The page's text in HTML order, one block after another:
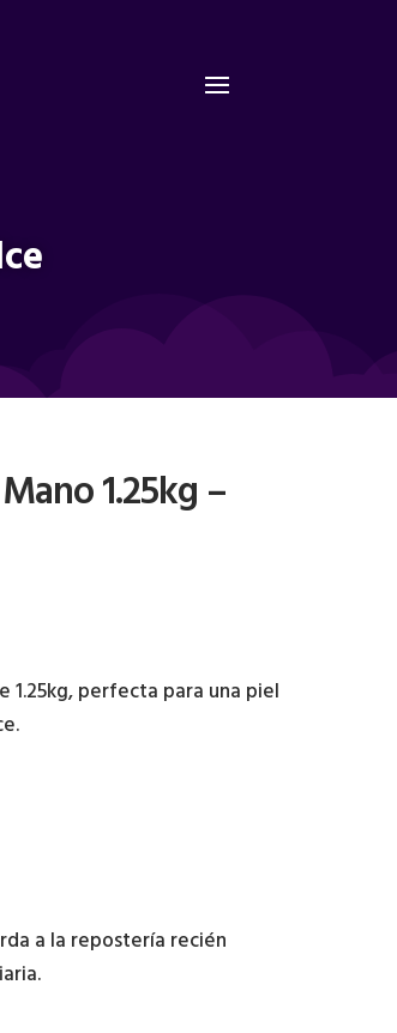
1.25kg –
perfecta para una piel
a la repostería recién